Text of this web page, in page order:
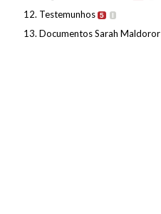
12. Testemunhos 5 I
13. Documentos Sarah Maldoror